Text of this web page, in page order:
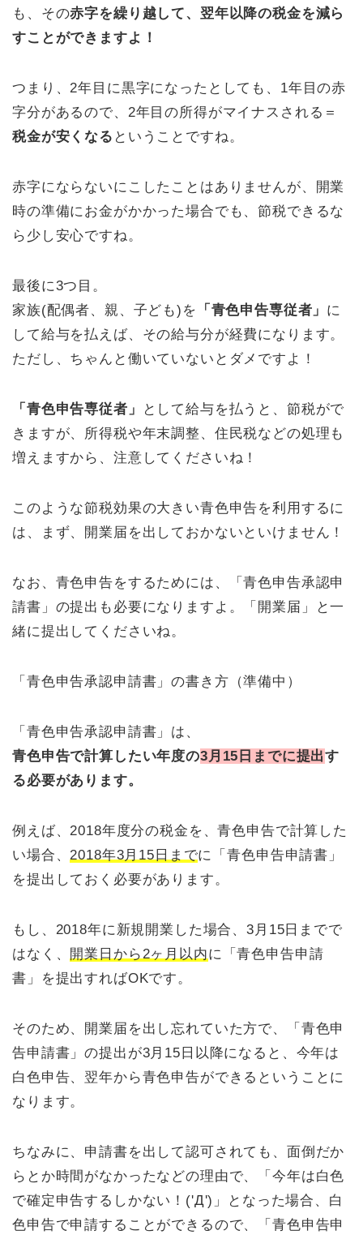
も、その赤字を繰り越して、翌年以降の税金を減ら
すことができますよ！
つまり、2年目に黒字になったとしても、1年目の赤
字分があるので、2年目の所得がマイナスされる＝
税金が安くなる ということですね。
赤字にならないにこしたことはありませんが、開業
時の準備にお金がかかった場合でも、節税できるな
ら少し安心ですね。
最後に3つ目。
家族(配偶者、親、子ども)を 「青色申告専従者」 に
して給与を払えば、その給与分が経費になります。
ただし、ちゃんと働いていないとダメですよ！
「青色申告専従者」
として給与を払うと、節税がで
きますが、所得税や年末調整、住民税などの処理も
増えますから、注意してくださいね！
このような節税効果の大きい青色申告を利用するに
は、まず、開業届を出しておかないといけません！
なお、青色申告をするためには、「青色申告承認申
請書」の提出も必要になりますよ。「開業届」と一
緒に提出してくださいね。
「青色申告承認申請書」の書き方（準備中）
「青色申告承認申請書」は、
青色申告で計算したい年度の3月15日までに提出す
る必要があります。
例えば、2018年度分の税金を、青色申告で計算した
い場合、2018年3月15日までに「青色申告申請書」
を提出しておく必要があります。
もし、2018年に新規開業した場合、3月15日までで
はなく、 開業日から2ヶ月以内に「青色申告申請
書」を提出すればOKです。
そのため、開業届を出し忘れていた方で、「青色申
告申請書」の提出が3月15日以降になると、今年は
白色申告、翌年から青色申告ができるということに
なります。
ちなみに、申請書を出して認可されても、面倒だか
らとか時間がなかったなどの理由で、「今年は白色
で確定申告するしかない！('Д')」となった場合、白
色申告で申請することができるので、「青色申告申